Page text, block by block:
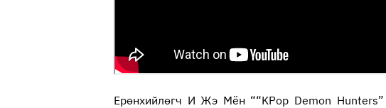
Ерөнхийлөгч И Жэ Мён ““KPop Demon